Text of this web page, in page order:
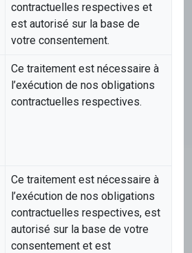
contractuelles respectives et
est autorisé sur la base de
votre consentement.
Ce traitement est nécessaire à
l’exécution de nos obligations
contractuelles respectives.
Ce traitement est nécessaire à
l’exécution de nos obligations
contractuelles respectives, est
autorisé sur la base de votre
consentement et est